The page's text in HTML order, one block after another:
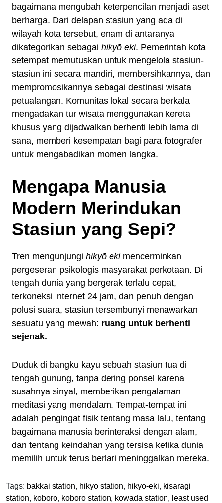
bagaimana mengubah keterpencilan menjadi aset
berharga. Dari delapan stasiun yang ada di
wilayah kota tersebut, enam di antaranya
dikategorikan sebagai hikyō eki. Pemerintah kota
setempat memutuskan untuk mengelola stasiun-
stasiun ini secara mandiri, membersihkannya, dan
mempromosikannya sebagai destinasi wisata
petualangan. Komunitas lokal secara berkala
mengadakan tur wisata menggunakan kereta
khusus yang dijadwalkan berhenti lebih lama di
sana, memberi kesempatan bagi para fotografer
untuk mengabadikan momen langka.
Mengapa Manusia
Modern Merindukan
Stasiun yang Sepi?
Tren mengunjungi hikyō ekimencerminkan
pergeseran psikologis masyarakat perkotaan. Di
tengah dunia yang bergerak terlalu cepat,
terkoneksi internet 24 jam, dan penuh dengan
polusi suara, stasiun tersembunyi menawarkan
sesuatu yang mewah: ruang untuk berhenti
sejenak.
Duduk di bangku kayu sebuah stasiun tua di
tengah gunung, tanpa dering ponsel karena
susahnya sinyal, memberikan pengalaman
meditasi yang mendalam. Tempat-tempat ini
adalah pengingat fisik tentang masa lalu, tentang
bagaimana manusia berinteraksi dengan alam,
dan tentang keindahan yang tersisa ketika dunia
memilih untuk terus berlari meninggalkan mereka.
Tags: bakkai station, hikyo station, hikyo-eki, kisaragi
station, koboro, koboro station, kowada station, least used